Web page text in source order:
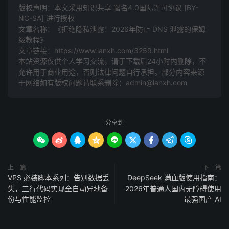
版权声明：本文采用知识共享 署名4.0国际许可协议 [BY-
NC-SA] 进行授权
文章名称：《拒绝隐私泄露！2026年防止 DNS 泄露的保姆
级教程》
文章链接： https://www.lanxh.com/3259.html
本站资源仅供个人学习交流，请于下载后24小时内删除，不
允许用于商业用途，否则法律问题自行承担。部分内容来源
于网络如有版权问题请联系删除：admin@lanxh.com
分享到
        
上一篇
VPS 必装脚本系列：告别数据丢
失，三行代码实现全自动异地备
份与性能监控
下一篇
DeepSeek 满血版使用指南：
2026年普通人国内无障碍使用
最强国产 AI